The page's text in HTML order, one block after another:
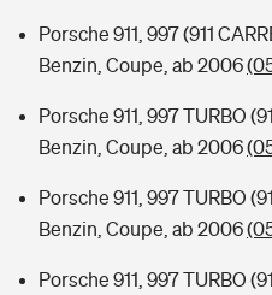
Porsche 911, 997 (911
Benzin, Coupe, ab 2006
Porsche 911, 997 TURBO
Benzin, Coupe, ab 2006
Porsche 911, 997 TURBO
Benzin, Coupe, ab 2006
Porsche 911, 997 TURBO